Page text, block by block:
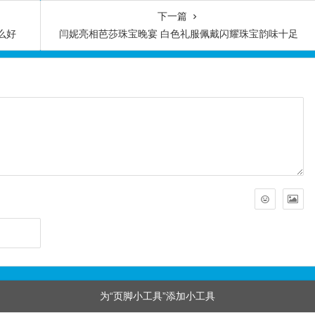
好
下一篇
闫妮亮相芭莎珠宝晚宴 白色礼服佩戴闪耀珠宝韵味十足
为“页脚小工具”添加小工具